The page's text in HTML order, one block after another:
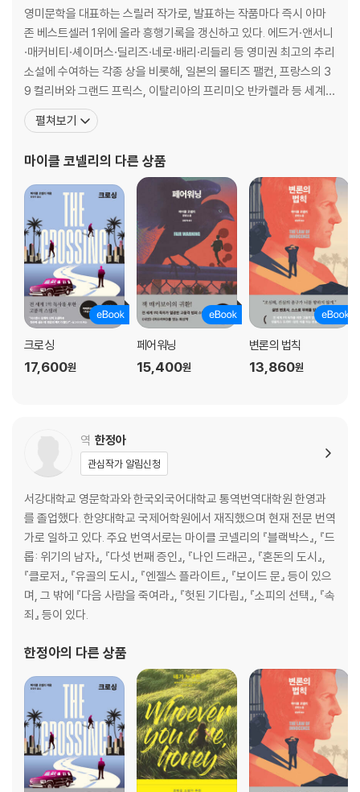
영미문학을 대표하는 스릴러 작가로, 발표하는 작품마다 즉시 아마
존 베스트셀러 1위에 올라 흥행기록을 갱신하고 있다. 에드거·앤서니
·매커비티·셰이머스·딜리즈·네로·배리·리들리 등 영미권 최고의 추리
소설에 수여하는 각종 상을 비롯해, 일본의 몰티즈 팰컨, 프랑스의 3
9 컬리버와 그랜드 프릭스, 이탈리아의 프리미오 반카렐라 등 세계
유수의 상을 석권할 정도로 그 작품성도 인정받았다. 1956년 미국 필
라델피아에서 태어나 플로리다 대학교에서 저널리즘을 전공했으며,
부터는 [포트로더데일 뉴스]와 [썬-센티넬]로
펼쳐보기
마이클 코넬리 의 다른 상품
크로싱
17,600원
페어워닝
15,400원
변론의 법칙
13,860원
역 한정아
관심작가 알림신청
서강대학교 영문학과와 한국외국어대학교 통역번역대학원 한영과
를 졸업했다. 한양대학교 국제어학원에서 재직했으며 현재 전문 번역
가로 일하고 있다. 주요 번역서로는 마이클 코넬리의 『블랙박스』, 『드
롭: 위기의 남자』, 『다섯 번째 증인』, 『나인 드래곤』, 『혼돈의 도시』,
『클로저』, 『유골의 도시』, 『엔젤스 플라이트』, 『보이드 문』 등이 있으
며, 그 밖에 『다음 사람을 죽여라』, 『헛된 기다림』, 『소피의 선택』, 『속
죄』 등이 있다.
한정아의 다른 상품